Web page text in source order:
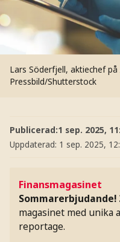
Lars Söderfjell, aktiechef på
Pressbild/Shutterstock
Publicerad:1 sep. 2025,
Uppdaterad: 1 sep. 2025,
Finansmagasinet
magasinet med unika
reportage.